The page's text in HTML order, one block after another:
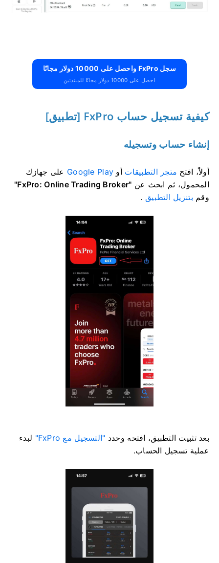
سجل FxPro واحصل على 10000 دولار مجانًا
احصل على 10000 دولار مجانًا للمبتدئين
كيفية تسجيل حساب FxPro [تطبيق]
إنشاء حساب وتسجيله
أولاً، افتح متجر التطبيقات أو Google Play على جهازك
المحمول، ثم ابحث عن "FxPro: Online Trading Broker"
وقم بتنزيل التطبيق .
بعد تثبيت التطبيق، افتحه وحدد "التسجيل مع FxPro"
لبدء
عملية تسجيل الحساب.